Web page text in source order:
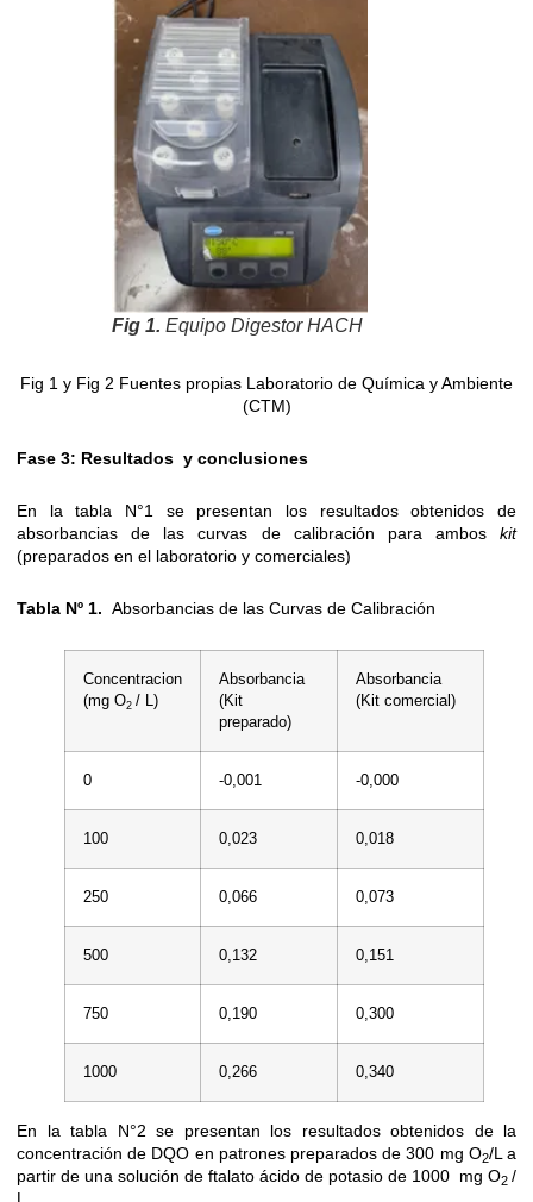
Fig 1. Equipo Digestor HACH
Fig 1 y Fig 2 Fuentes propias Laboratorio de Química y Ambiente
(CTM)
Fase 3: Resultados y conclusiones
En la tabla N°1 se presentan los resultados obtenidos de
absorbancias de las curvas de calibración para ambos kit
(preparados en el laboratorio y comerciales)
Tabla Nº 1. Absorbancias de las Curvas de Calibración
Concentracion
(mg O2 / L)
Absorbancia
(Kit
preparado)
Absorbancia
(Kit comercial)
0 -0,001 -0,000
100 0,023 0,018
250 0,066 0,073
500 0,132 0,151
750 0,190 0,300
1000 0,266 0,340
En la tabla N°2 se presentan los resultados obtenidos de la
concentración de DQO en patrones preparados de 300 mg O2/L a
partir de una solución de ftalato ácido de potasio de 1000 mg O2 /